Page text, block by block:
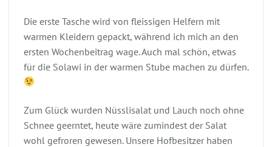
Die erste Tasche wird von fleissigen Helfern mit
warmen Kleidern gepackt, während ich mich an den
ersten Wochenbeitrag wage. Auch mal schön, etwas
für die Solawi in der warmen Stube machen zu dürfen.
Zum Glück wurden Nüsslisalat und Lauch noch ohne
Schnee geerntet, heute wäre zumindest der Salat
wohl gefroren gewesen. Unsere Hofbesitzer haben